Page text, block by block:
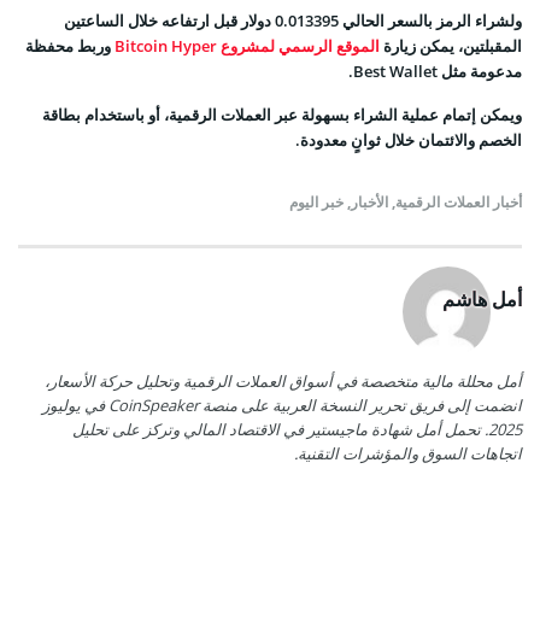
ولشراء الرمز بالسعر الحالي 0.013395 دولار قبل ارتفاعه خلال الساعتين
المقبلتين، يمكن زيارة الموقع الرسمي لمشروع Bitcoin Hyper
وربط محفظة
مدعومة مثل Best Wallet.
ويمكن إتمام عملية الشراء بسهولة عبر العملات الرقمية، أو باستخدام بطاقة
الخصم والائتمان خلال ثوانٍ معدودة.
أخبار العملات الرقمية, الأخبار, خبر اليوم
أمل هاشم
أمل محللة مالية متخصصة في أسواق العملات الرقمية وتحليل حركة الأسعار،
انضمت إلى فريق تحرير النسخة العربية على منصة CoinSpeaker في يوليوز
2025. تحمل أمل شهادة ماجيستير في الاقتصاد المالي وتركز على تحليل
اتجاهات السوق والمؤشرات التقنية.